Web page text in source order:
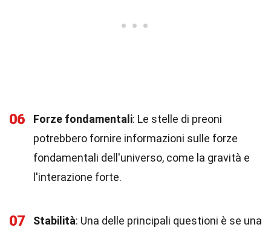
06 Forze fondamentali: Le stelle di preoni
potrebbero fornire informazioni sulle forze
fondamentali dell'universo, come la gravità e
l'interazione forte.
07 Stabilità: Una delle principali questioni è se una